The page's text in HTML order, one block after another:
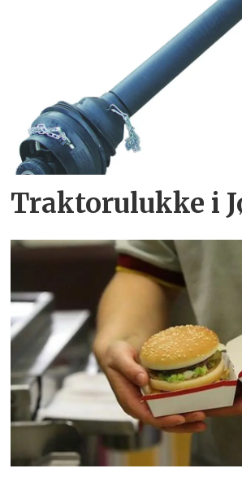
Traktorulukke i